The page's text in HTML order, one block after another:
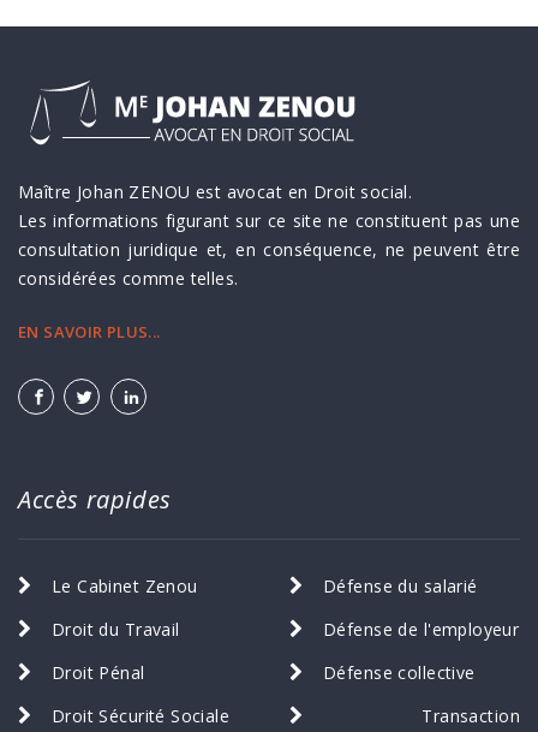
Maître Johan ZENOU est avocat en Droit social.
Les informations figurant sur ce site ne constituent pas une
consultation juridique et, en conséquence, ne peuvent être
considérées comme telles.
EN SAVOIR PLUS...
Accès rapides
Le Cabinet Zenou
Droit du Travail
Droit Pénal
Droit Sécurité Sociale
Défense du salarié
Défense de l'employeur
Défense collective
Transaction